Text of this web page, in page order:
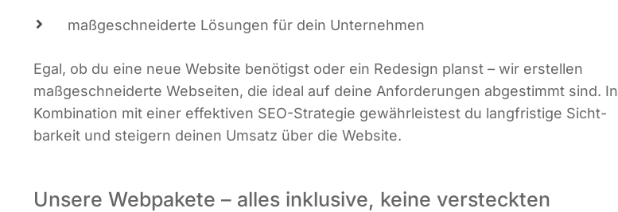
maß­ge­schnei­der­te Lösun­gen für dein Unternehmen
Egal, ob du eine neue Web­site benö­tigst oder ein Rede­sign planst – wir erstel­len
maß­ge­schnei­der­te Web­sei­ten, die ide­al auf dei­ne Anfor­de­run­gen abge­stimmt sind. In
Kom­bi­na­ti­on mit einer effek­ti­ven SEO-Stra­te­gie gewähr­leis­test du lang­fris­ti­ge Sicht­
bar­keit und stei­gern dei­nen Umsatz über die Website.
Unsere Webpakete – alles inklusive, keine versteckten